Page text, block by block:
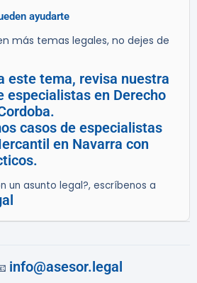
ayudarte
más temas legales, no dejes de
este tema, revisa nuestra
especialistas en Derecho
casos de especialistas
en Navarra con
un asunto legal?, escríbenos a
info@asesor.legal